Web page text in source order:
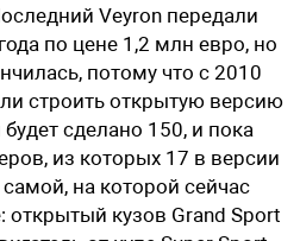
Veyron передали
по цене 1,2 млн евро, но
потому что с 2010
строить открытую версию
сделано 150, и пока
из которых 17 в версии
на которой сейчас
открытый кузов Grand Sport